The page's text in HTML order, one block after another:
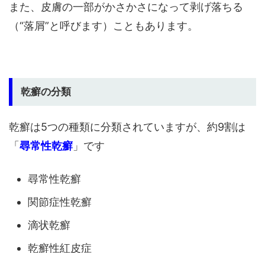
また、皮膚の一部がかさかさになって剥げ落ちる
（“落屑”と呼びます）こともあります。
乾癬の分類
乾癬は5つの種類に分類されていますが、約9割は
「 尋常性乾癬 」です
尋常性乾癬
関節症性乾癬
滴状乾癬
乾癬性紅皮症